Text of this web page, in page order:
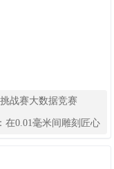
战赛大数据竞赛
在0.01毫米间雕刻匠心